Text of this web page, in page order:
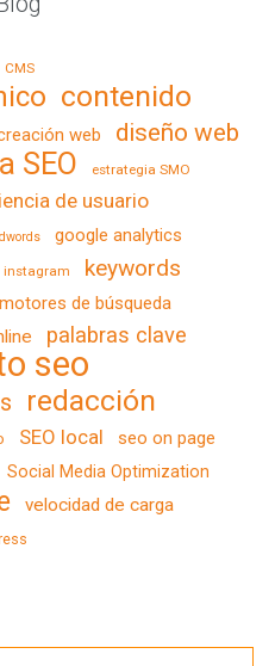
CMS
contenido
web diseño web
SEO estrategia SMO
de usuario
google analytics
instagram keywords
motores de búsqueda
palabras clave
seo
redacción
SEO local seo on page
Social Media Optimization
velocidad de carga